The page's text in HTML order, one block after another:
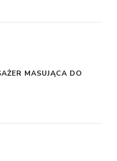
MASUJĄCA DO